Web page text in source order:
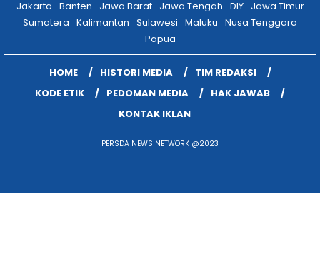
Jakarta Banten Jawa Barat Jawa Tengah DIY
Jawa Timur
Sumatera Kalimantan Sulawesi Maluku Nusa Tenggara
Papua
HOME HISTORI MEDIA
TIM REDAKSI
KODE ETIK
PEDOMAN MEDIA
HAK JAWAB
KONTAK IKLAN
PERSDA NEWS NETWORK @2023